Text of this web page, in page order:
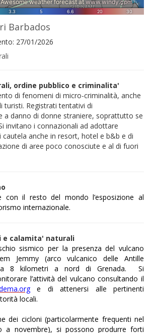
Barbados
27/01/2026
ordine pubblico e criminalita'
di fenomeni di micro-criminalità, anche
turisti. Registrati tentativi di
a danno di donne straniere, soprattutto se
invitano i connazionali ad adottare
cautela anche in resort, hotel e b&b e di
di aree poco conosciute e al di fuori
con il resto del mondo l’esposizione al
internazionale.
e calamita' naturali
sismico per la presenza del vulcano
Jemmy (arco vulcanico delle Antille
a 8 kilometri a nord di Grenada. Si
l’attività del vulcano consultando il
e di attenersi alle pertinenti
locali.
dei cicloni (particolarmente frequenti nel
a novembre), si possono produrre forti